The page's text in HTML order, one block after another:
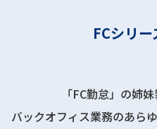
FCシリ
「FC勤怠」の姉
バックオフィス業務のあら